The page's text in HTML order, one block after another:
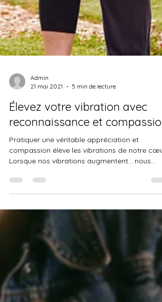
21 mai 2021
5 min de lecture
Élevez votre vibration avec
reconnaissance et compassion
Pratiquer une véritable appréciation et
Lorsque nos vibrations augmentent… nous
réagissons...